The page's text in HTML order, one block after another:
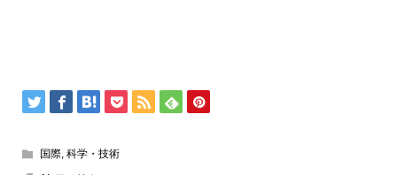
国際, 科学・技術